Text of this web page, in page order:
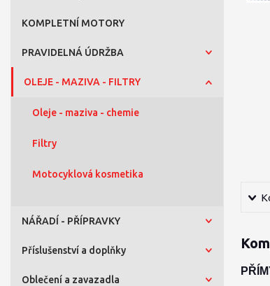
KOMPLETNÍ MOTORY
PRAVIDELNÁ ÚDRŽBA
OLEJE - MAZIVA - FILTRY
Oleje - maziva - chemie
Filtry
Motocyklová kosmetika
NÁŘADÍ - PŘÍPRAVKY
Příslušenství a doplňky
Oblečení a zavazadla